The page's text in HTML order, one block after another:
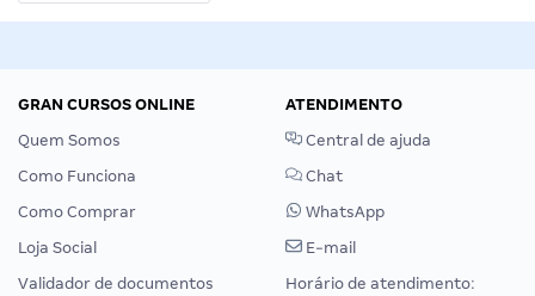
GRAN CURSOS ONLINE
Quem Somos
Como Funciona
Como Comprar
Loja Social
Validador de documentos
ATENDIMENTO
Central de ajuda
Chat
WhatsApp
E-mail
Horário de atendimento: